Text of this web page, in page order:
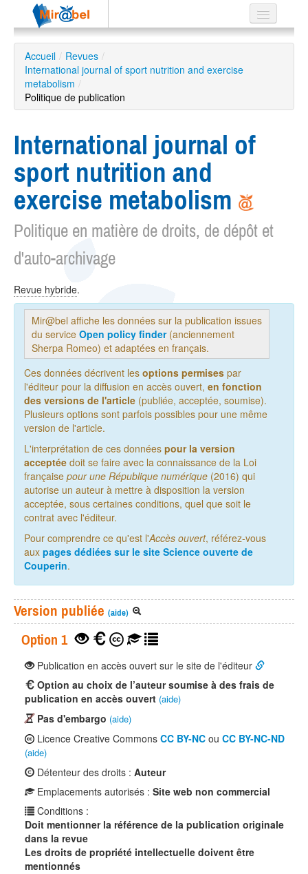
Le réseau
Soutien
Listes
Recherche
avancée
EN
Accueil / Revues /
International journal of sport nutrition and exercise
metabolism /
Politique de publication
International journal of
sport nutrition and
exercise metabolism
Politique en matière de droits, de dépôt et
d'auto-archivage
Revue hybride.
Mir@bel affiche les données sur la publication issues
du service Open policy finder(anciennement
Sherpa Romeo) et adaptées en français.
Ces données décrivent les options permises par
l'éditeur pour la diffusion en accès ouvert, en fonction
des versions de l'article (publiée, acceptée, soumise).
Plusieurs options sont parfois possibles pour une même
version de l'article.
L'interprétation de ces données pour la version
acceptée doit se faire avec la connaissance de la Loi
française pour une République numérique (2016) qui
autorise un auteur à mettre à disposition la version
acceptée, sous certaines conditions, quel que soit le
contrat avec l'éditeur.
Pour comprendre ce qu'est l'Accès ouvert, référez-vous
aux pages dédiées sur le site Science ouverte de
Couperin.
Version publiée (aide)
Option 1
Publication en accès ouvert sur le site de l'éditeur
Option au choix de l’auteur soumise à des frais de
publication en accès ouvert (aide)
Pas d'embargo (aide)
Licence Creative Commons CC BY-NC ou CC BY-NC-ND
(aide)
Détenteur des droits : Auteur
Emplacements autorisés : Site web non commercial
Conditions :
Doit mentionner la référence de la publication originale
dans la revue
Les droits de propriété intellectuelle doivent être
mentionnés